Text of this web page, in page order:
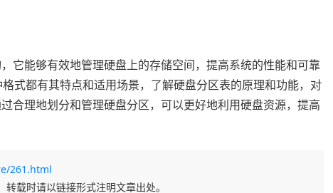
它能够有效地管理硬盘上的存储空间，提高系统的性能和可靠
式都有其特点和适用场景，了解硬盘分区表的原理和功能，对
合理地划分和管理硬盘分区，可以更好地利用硬盘资源，提高
261.html
载时请以链接形式注明文章出处。